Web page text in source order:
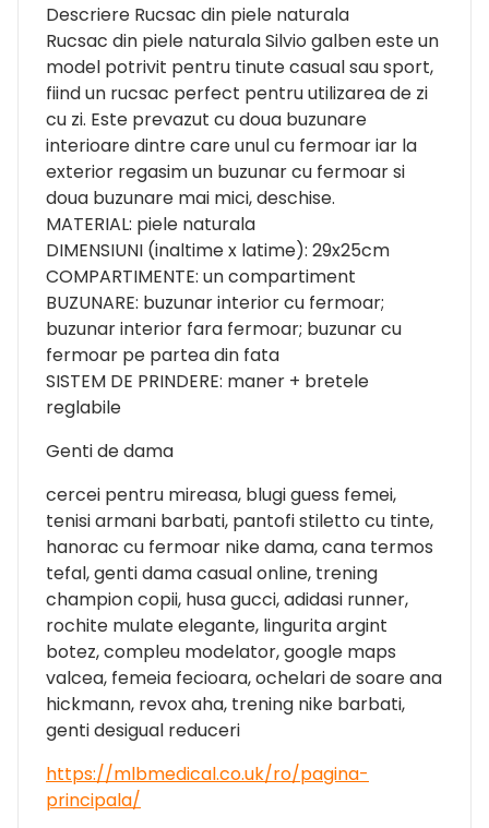
Descriere Rucsac din piele naturala
Rucsac din piele naturala Silvio galben este un
model potrivit pentru tinute casual sau sport,
fiind un rucsac perfect pentru utilizarea de zi
cu zi. Este prevazut cu doua buzunare
interioare dintre care unul cu fermoar iar la
exterior regasim un buzunar cu fermoar si
doua buzunare mai mici, deschise.
MATERIAL: piele naturala
DIMENSIUNI (inaltime x latime): 29x25cm
COMPARTIMENTE: un compartiment
BUZUNARE: buzunar interior cu fermoar;
buzunar interior fara fermoar; buzunar cu
fermoar pe partea din fata
SISTEM DE PRINDERE: maner + bretele
reglabile
Genti de dama
cercei pentru mireasa, blugi guess femei,
tenisi armani barbati, pantofi stiletto cu tinte,
hanorac cu fermoar nike dama, cana termos
tefal, genti dama casual online, trening
champion copii, husa gucci, adidasi runner,
rochite mulate elegante, lingurita argint
botez, compleu modelator, google maps
valcea, femeia fecioara, ochelari de soare ana
hickmann, revox aha, trening nike barbati,
genti desigual reduceri
https://mlbmedical.co.uk/ro/pagina-
principala/